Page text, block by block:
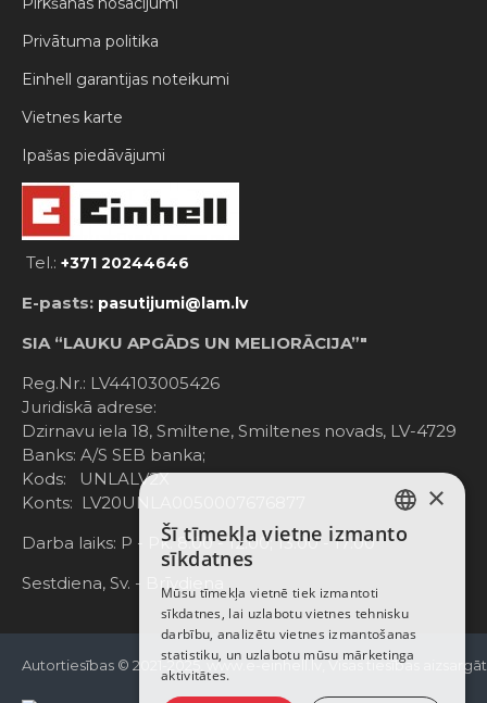
Privātuma politika
Einhell garantijas noteikumi
Vietnes karte
Ipašas piedāvājumi
Tel.: +371 20244646
E-pasts: pasutijumi@lam.lv
SIA “LAUKU APGĀDS UN MELIORĀCIJA”"
Reg.Nr.: LV44103005426
Juridiskā adrese:
Dzirnavu iela 18, Smiltene, Smiltenes novads, LV-4729
Banks: A/S SEB banka;
Kods: UNLALV2X
Konts: LV20UNLA0050007676877
Darba laiks: P - Pk. 8:00 - 12:00; 13:00 - 17:00
Sestdiena, Sv. - Brīvdiena
Autortiesības © 2021-2025, www.e-einhell.lv, Visas tiesības
LATVIAN
ENGLISH
×
Šī tīmekļa vietne izmanto
sīkdatnes
Mūsu tīmekļa vietnē tiek izmantoti
sīkdatnes, lai uzlabotu vietnes tehnisku
darbību, analizētu vietnes izmantošanas
statistiku, un uzlabotu mūsu mārketinga
aktivitātes.